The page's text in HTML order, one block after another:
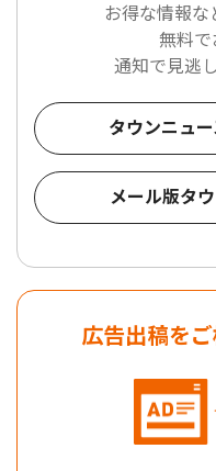
お得な情報な
無料で
通知で見逃
タウンニュ
メール版タ
広告出稿を